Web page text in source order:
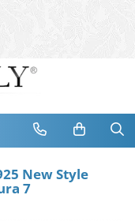
New Style
7